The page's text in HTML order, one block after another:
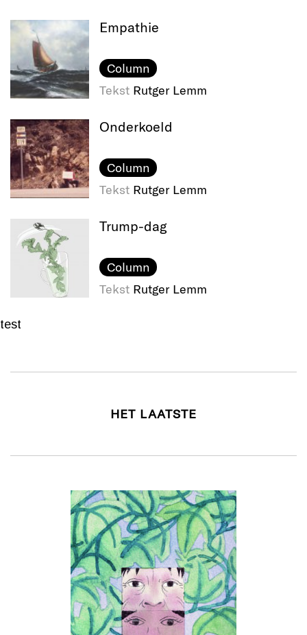
Empathie
Column
Tekst Rutger Lemm
Onderkoeld
Column
Tekst Rutger Lemm
Trump-dag
Column
Tekst Rutger Lemm
test
HET LAATSTE